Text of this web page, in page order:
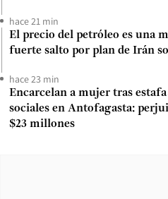
hace 21 min
El precio del petróleo es una
fuerte salto por plan de Irán
hace 23 min
Encarcelan a mujer tras
sociales en Antofagasta:
$23 millones